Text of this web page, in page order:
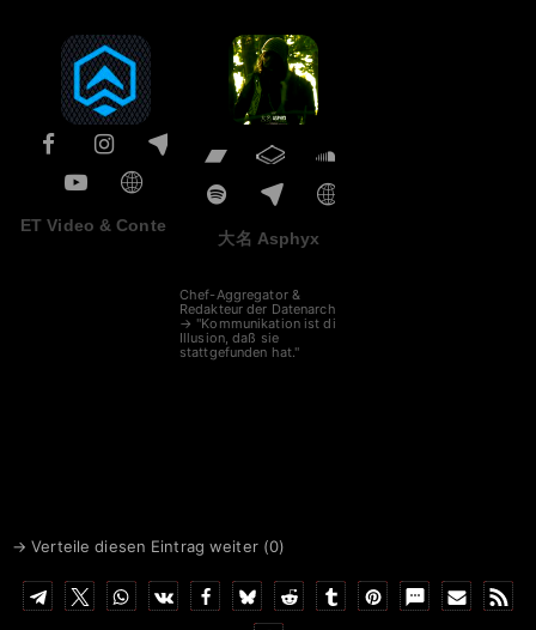
ET Video & Content
大名 Asphyx
Chef-Aggregator &
Redakteur der Datenarche
→ "Kommunikation ist die
Illusion, daß sie
stattgefunden hat."
→ Verteile diesen Eintrag weiter (0)